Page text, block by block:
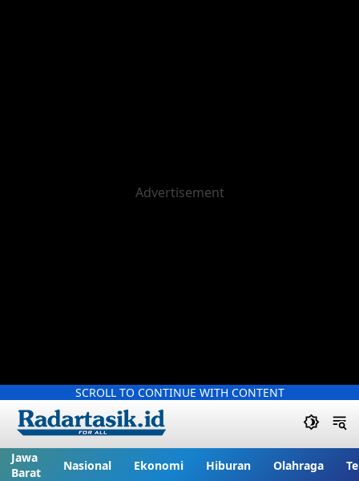
SCROLL TO CONTINUE WITH CONTENT
Jawa
Barat
Nasional Ekonomi Hiburan Olahraga